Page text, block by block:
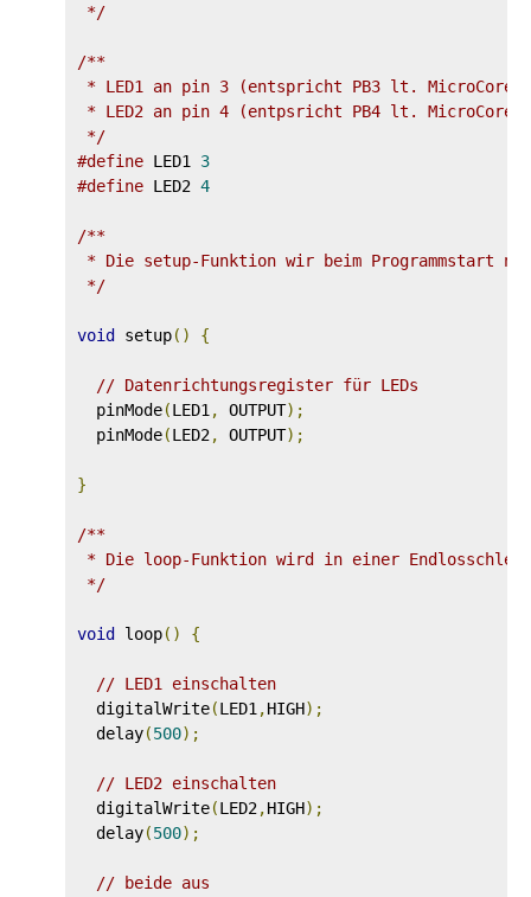
*/
/**
* LED1 an pin 3 (entspricht PB3 lt. MicroCore-
* LED2 an pin 4 (entpsricht PB4 lt. MicroCore-
*/
#define LED1 3
#define LED2 4
/**
* Die setup-Funktion wir beim Programmstart
*/
void setup() {
// Datenrichtungsregister für LEDs
pinMode(LED1 , OUTPUT);
pinMode(LED2, OUTPUT);
}
/**
* Die loop-Funktion wird in einer
*/
void loop() {
// LED1 einschalten
digitalWrite(LED1 ,HIGH);
delay(500);
// LED2 einschalten
digitalWrite(LED2,HIGH);
delay(500);
// beide aus